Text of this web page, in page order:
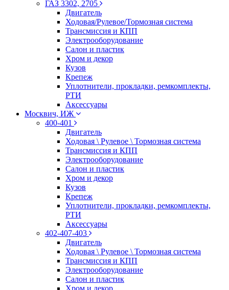
ГАЗ 3302, 2705
Двигатель
Ходовая/Рулевое/Тормозная система
Трансмиссия и КПП
Электрооборудование
Салон и пластик
Хром и декор
Кузов
Крепеж
Уплотнители, прокладки, ремкомплекты,
РТИ
Аксессуары
Москвич, ИЖ
400-401
Двигатель
Ходовая \ Рулевое \ Тормозная система
Трансмиссия и КПП
Электрооборудование
Салон и пластик
Хром и декор
Кузов
Крепеж
Уплотнители, прокладки, ремкомплекты,
РТИ
Аксессуары
402-407-403
Двигатель
Ходовая \ Рулевое \ Тормозная система
Трансмиссия и КПП
Электрооборудование
Салон и пластик
Хром и декор